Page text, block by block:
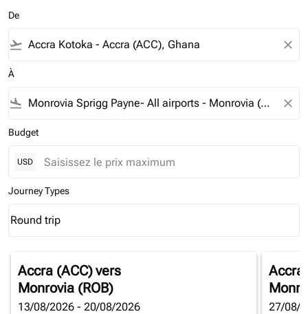
De
flight_takeoff close
À
flight_land close
Budget
USD
Journey Types
Journey Types option Round trip Selected
Round trip
keyboard_arrow_down
Accra (ACC)vers
Monrovia (ROB)
13/08/2026 - 20/08/2026
Accra
27/08/